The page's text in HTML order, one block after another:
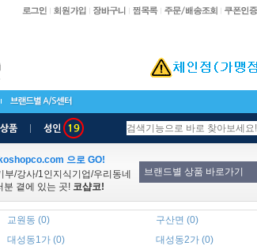
으로 GO!
부/강사/1인지식기업/우리동네
분 곁에 있는 곳! 코샵코!
교원동 (0)
구산면 (0)
대성동1가 (0)
대성동2가 (0)